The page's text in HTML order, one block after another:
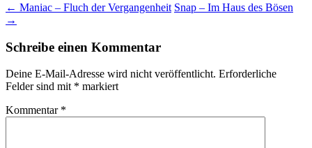
Beitragsnavigation
← Maniac – Fluch der Vergangenheit Snap – Im Haus des Bösen
→
Schreibe einen Kommentar
Deine E-Mail-Adresse wird nicht veröffentlicht. Erforderliche
Felder sind mit * markiert
Kommentar *